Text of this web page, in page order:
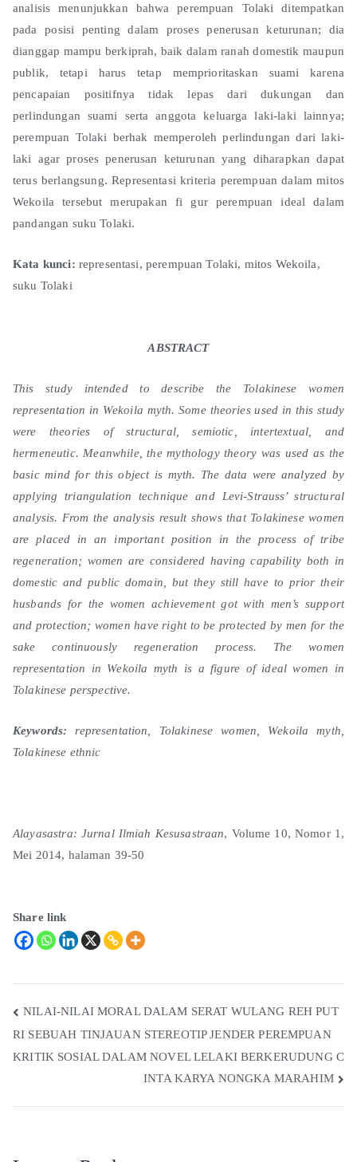
analisis menunjukkan bahwa perempuan Tolaki ditempatkan
pada posisi penting dalam proses penerusan keturunan; dia
dianggap mampu berkiprah, baik dalam ranah domestik maupun
publik, tetapi harus tetap memprioritaskan suami karena
pencapaian positifnya tidak lepas dari dukungan dan
perlindungan suami serta anggota keluarga laki-laki lainnya;
perempuan Tolaki berhak memperoleh perlindungan dari laki-
laki agar proses penerusan keturunan yang diharapkan dapat
terus berlangsung. Representasi kriteria perempuan dalam mitos
Wekoila tersebut merupakan fi gur perempuan ideal dalam
pandangan suku Tolaki.
Kata kunci: representasi, perempuan Tolaki, mitos Wekoila,
suku Tolaki
ABSTRACT
This study intended to describe the Tolakinese women
representation in Wekoila myth. Some theories used in this study
were theories of structural, semiotic, intertextual, and
hermeneutic. Meanwhile, the mythology theory was used as the
basic mind for this object is myth. The data were analyzed by
applying triangulation technique and Levi-Strauss’ structural
analysis. From the analysis result shows that Tolakinese women
are placed in an important position in the process of tribe
regeneration; women are considered having capability both in
domestic and public domain, but they still have to prior their
husbands for the women achievement got with men’s support
and protection; women have right to be protected by men for the
sake continuously regeneration process. The women
representation in Wekoila myth is a figure of ideal women in
Tolakinese perspective.
Keywords: representation, Tolakinese women, Wekoila myth,
Tolakinese ethnic
Alayasastra: Jurnal Ilmiah Kesusastraan, Volume 10, Nomor 1,
Mei 2014, halaman 39-50
Share link
NILAI-NILAI MORAL DALAM SERAT WULANG REH PUT
RI SEBUAH TINJAUAN STEREOTIP JENDER PEREMPUAN
KRITIK SOSIAL DALAM NOVEL LELAKI BERKERUDUNG C
INTA KARYA NONGKA MARAHIM